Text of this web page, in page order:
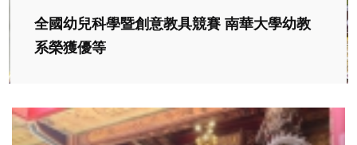
全國幼兒科學暨創意教具競賽 南華大學幼教
系榮獲優等